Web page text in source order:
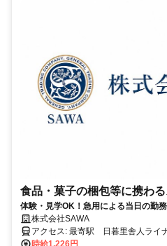
食品・菓子の梱包等に携わ
体験・見学OK！急用による当日の勤
男性・女性・フリーターさん・主婦・
株式会社SAWA
アクセス: 最寄駅 日暮里舎人ライナー「足立小台駅」徒歩5分程度